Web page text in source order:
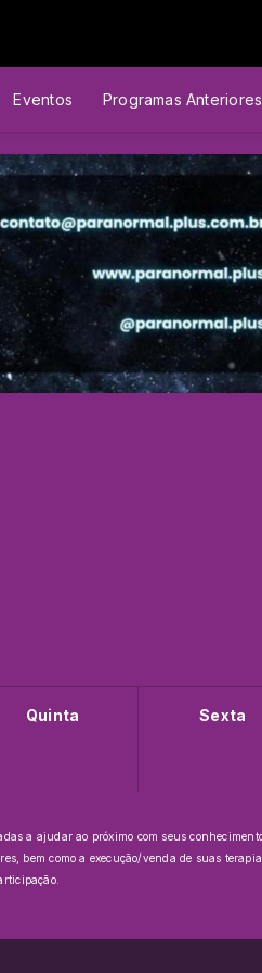
Eventos Programas Anteriores
Quinta Sexta
a ajudar ao próximo com seus
bem como a execução/venda de suas